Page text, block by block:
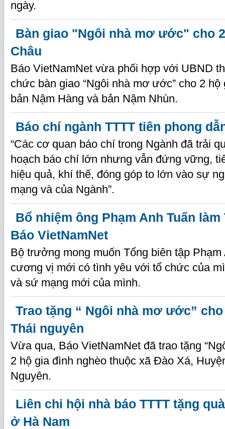
ngày.
Bàn giao "Ngôi nhà mơ ước" cho
Châu
Báo VietNamNet vừa phối hợp với UBND
chức bàn giao “Ngôi nhà mơ ước” cho 2
bản Nậm Hàng và bản Nậm Nhùn.
Báo chí ngành TTTT tiên phong
“Các cơ quan báo chí trong Ngành đã trải
hoạch báo chí lớn nhưng vẫn đứng vững,
hiệu quả, khí thế, đóng góp to lớn vào sự
mạng và của Ngành”.
Bổ nhiệm ông Phạm Anh Tuấn
Báo VietNamNet
Bộ trưởng mong muốn Tổng biên tập Phạm
cương vị mới có tình yêu với tổ chức của
và sứ mạng mới của mình.
Trao tặng “ Ngôi nhà mơ ước”
Thái nguyên
Vừa qua, Báo VietNamNet đã trao tặng
2 hộ gia đình nghèo thuộc xã Đào Xá,
Nguyên.
Liên chi hội nhà báo TTTT tặng
ở Hà Nam